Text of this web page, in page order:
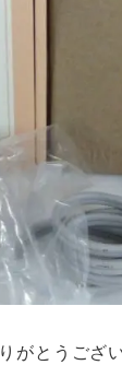
がとうござ